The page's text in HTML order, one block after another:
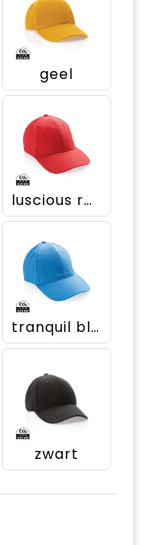
geel
luscious red
tranquil blue
zwart